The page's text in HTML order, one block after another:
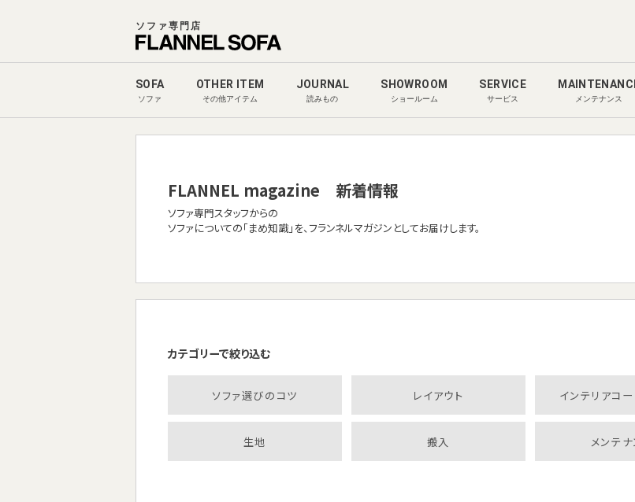
ソファ専門店
SOFA
ソファ
OTHER ITEM
その他アイテム
JOURNAL
読みもの
SHOWROOM
ショールーム
SERVICE
サービス メンテナンス
FLANNEL magazine 新着情報
ソファ専門スタッフからの
ソファについての「まめ知識」を、フランネルマガジンとしてお届けします。
カテゴリーで絞り込む
ソファ選びのコツ レイアウト インテリアコー
生地 搬入 メンテナ